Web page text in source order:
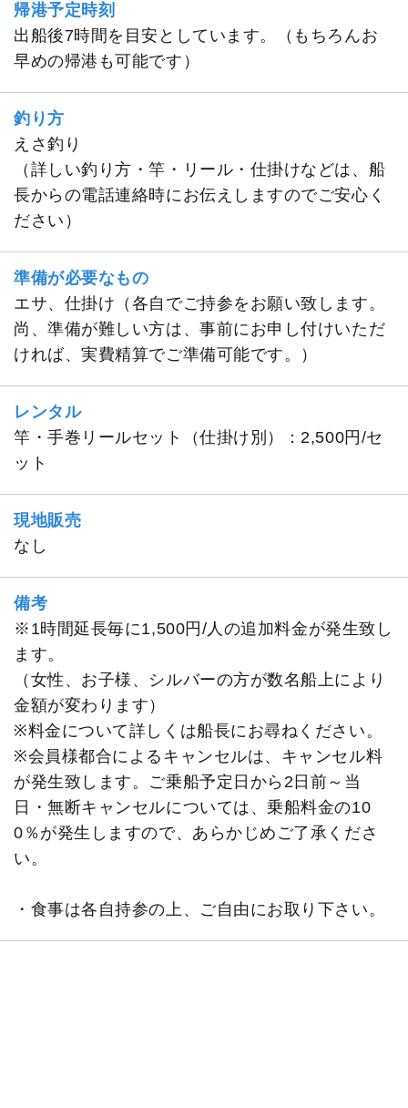
帰港予定時刻
出船後7時間を目安としています。（もちろんお
早めの帰港も可能です）
釣り方
えさ釣り
（詳しい釣り方・竿・リール・仕掛けなどは、船
長からの電話連絡時にお伝えしますのでご安心く
ださい）
準備が必要なもの
エサ、仕掛け（各自でご持参をお願い致します。
尚、準備が難しい方は、事前にお申し付けいただ
ければ、実費精算でご準備可能です。）
レンタル
竿・手巻リールセット（仕掛け別）：2,500円/セ
ット
現地販売
なし
備考
※1時間延長毎に1,500円/人の追加料金が発生致し
ます。
（女性、お子様、シルバーの方が数名船上により
金額が変わります）
※料金について詳しくは船長にお尋ねください。
※会員様都合によるキャンセルは、キャンセル料
が発生致します。ご乗船予定日から2日前～当
日・無断キャンセルについては、乗船料金の10
0％が発生しますので、あらかじめご了承くださ
い。
・食事は各自持参の上、ご自由にお取り下さい。